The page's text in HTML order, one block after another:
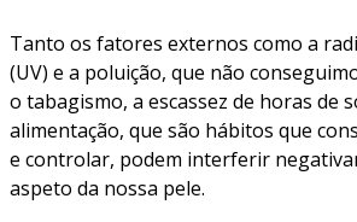
Tanto os fatores externos como a
(UV) e a poluição, que não
o tabagismo, a escassez de horas de
alimentação, que são hábitos que
e controlar, podem interferir
aspeto da nossa pele.